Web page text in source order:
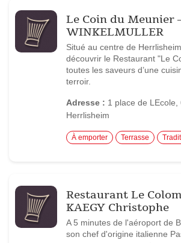
Le Coin du Meunier
WINKELMULLER
Situé au centre de
découvrir le Restaurant "Le
toutes les saveurs d’une
terroir.
Adresse : 1 place de LEcole,
Herrlisheim
À emporter Terrasse
Restaurant Le
KAEGY Christophe
A 5 minutes de l'aéroport de
son chef d'origine italienne